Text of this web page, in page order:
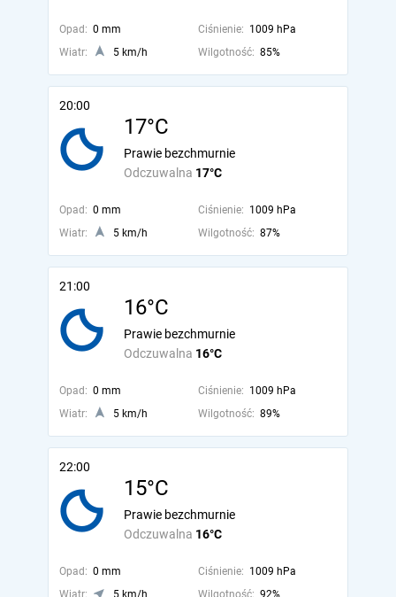
Opad: 0 mm Ciśnienie: 1009 hPa
Wiatr:
5 km/h Wilgotność: 85%
20:00
17°C
Odczuwalna 17°C
Prawie bezchmurnie
Opad: 0 mm Ciśnienie: 1009 hPa
Wiatr:
5 km/h Wilgotność: 87%
21:00
16°C
Odczuwalna 16°C
Prawie bezchmurnie
Opad: 0 mm Ciśnienie: 1009 hPa
Wiatr:
5 km/h Wilgotność: 89%
22:00
15°C
Odczuwalna 16°C
Prawie bezchmurnie
Opad: 0 mm Ciśnienie: 1009 hPa
Wiatr:
5 km/h Wilgotność: 92%